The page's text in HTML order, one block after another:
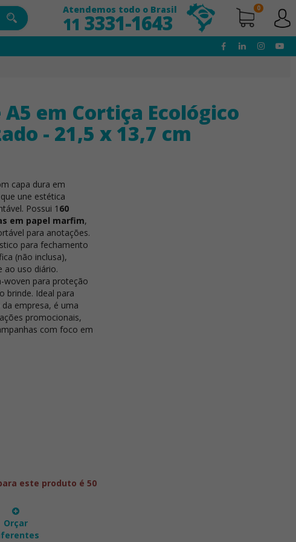
Atendemos todo o Brasil
11 3331-1643
0
em Cortiça Ecológico
- 21,5 x 13,7 cm
capa dura em
une estética
Possui 1 60
em papel marfim,
para anotações.
para fechamento
(não inclusa),
ao uso diário.
woven para proteção
brinde. Ideal para
empresa, é uma
promocionais,
com foco em
este produto é 50
Orçar